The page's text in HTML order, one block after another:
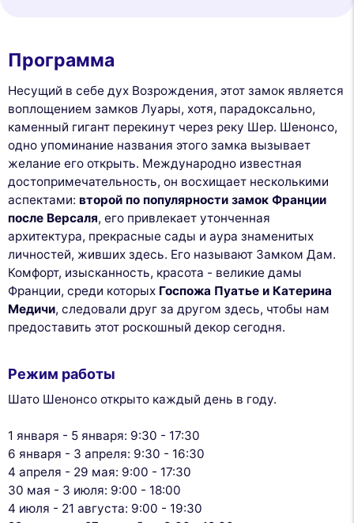
Программа
Несущий в себе дух Возрождения, этот замок является
воплощением замков Луары, хотя, парадоксально,
каменный гигант перекинут через реку Шер. Шенонсо,
одно упоминание названия этого замка вызывает
желание его открыть. Международно известная
достопримечательность, он восхищает несколькими
аспектами: второй по популярности замок Франции
после Версаля, его привлекает утонченная
архитектура, прекрасные сады и аура знаменитых
личностей, живших здесь. Его называют Замком Дам.
Комфорт, изысканность, красота - великие дамы
Франции, среди которых Госпожа Пуатье и Катерина
Медичи, следовали друг за другом здесь, чтобы нам
предоставить этот роскошный декор сегодня.
Режим работы
Шато Шенонсо открыто каждый день в году.
1 января - 5 января: 9:30 - 17:30
6 января - 3 апреля: 9:30 - 16:30
4 апреля - 29 мая: 9:00 - 17:30
30 мая - 3 июля: 9:00 - 18:00
4 июля - 21 августа: 9:00 - 19:30